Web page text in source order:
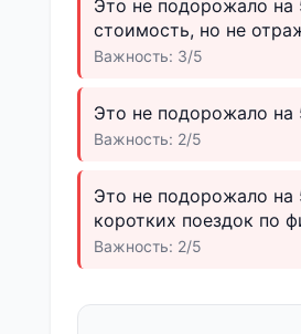
Это не подорожало на
стоимость, но не
Важность: 3/5
Это не подорожало на
Важность: 2/5
Это не подорожало на
коротких поездок по
Важность: 2/5